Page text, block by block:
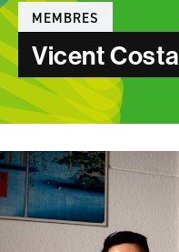
Categories
MEMBRES
Vicent Costa